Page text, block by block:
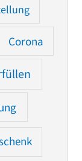
Corona